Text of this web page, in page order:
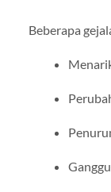
Beberapa